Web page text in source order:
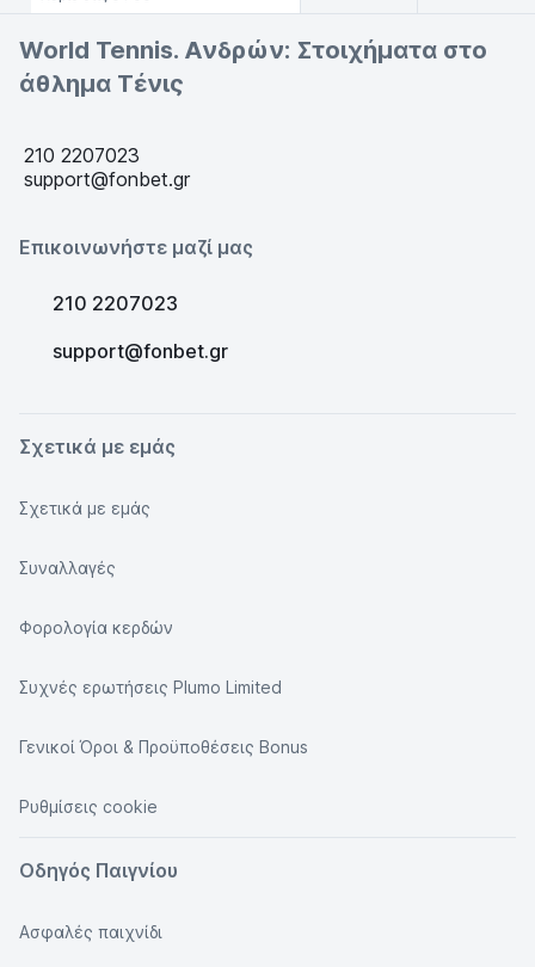
World Tennis. Ανδρών: Στοιχήματα στο
άθλημα Τένις
210 2207023
support@fonbet.gr
Επικοινωνήστε μαζί μας
210 2207023
support@fonbet.gr
Σχετικά με εμάς
Σχετικά με εμάς
Συναλλαγές
Φορολογία κερδών
Συχνές ερωτήσεις Plumo Limited
Γενικοί Όροι & Προϋποθέσεις Bonus
Ρυθμίσεις cookie
Οδηγός Παιγνίου
Ασφαλές παιχνίδι